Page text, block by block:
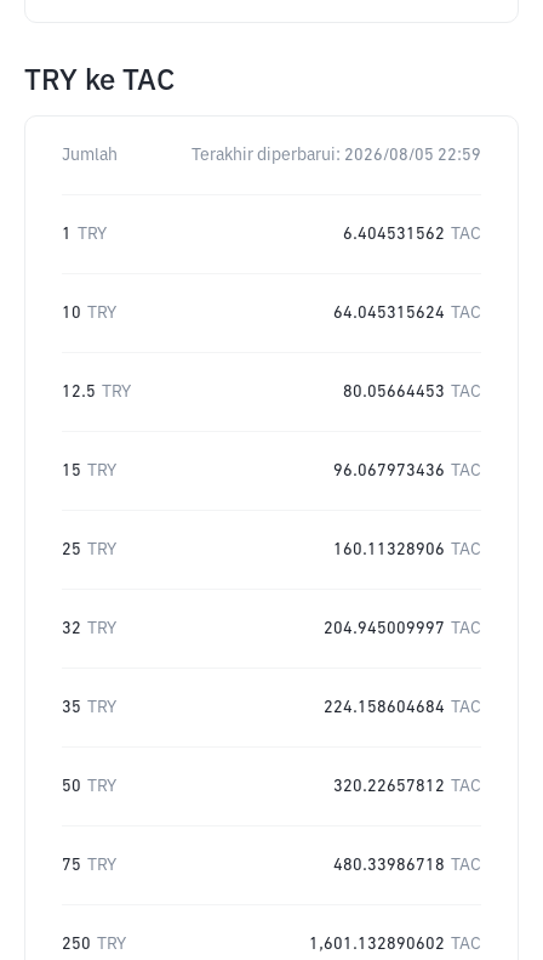
TRY ke TAC
Jumlah Terakhir diperbarui: 2026/08/05 22:59
1 TRY 6.404531562 TAC
10 TRY 64.045315624 TAC
12.5 TRY 80.05664453 TAC
15 TRY 96.067973436 TAC
25 TRY 160.11328906 TAC
32 TRY 204.945009997 TAC
35 TRY 224.158604684 TAC
50 TRY 320.22657812 TAC
75 TRY 480.33986718 TAC
250 TRY 1,601.132890602 TAC